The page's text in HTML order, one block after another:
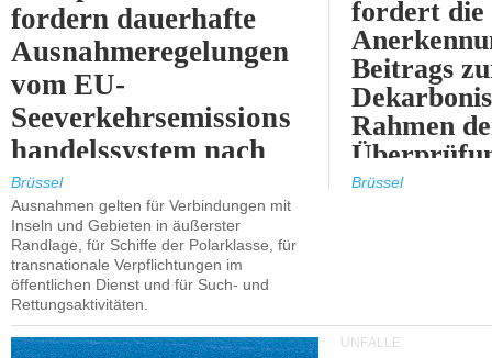
fordern dauerhafte
Ausnahmeregelungen
vom EU-
Seeverkehrsemissions
handelssystem nach
2030.
Brüssel
Ausnahmen gelten für Verbindungen mit
Inseln und Gebieten in äußerster
Randlage, für Schiffe der Polarklasse, für
transnationale Verpflichtungen im
öffentlichen Dienst und für Such- und
Rettungsaktivitäten.
fordert die
Beitrags
Rahmen
ETS.
Brüssel
UNFÄLLE